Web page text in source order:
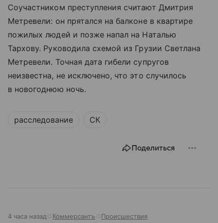
Соучастником преступления считают Дмитрия
Метревели: он прятался на балконе в квартире
пожилых людей и позже напал на Наталью
Тархову. Руководила схемой из Грузии Светлана
Метревели. Точная дата гибели супругов
неизвестна, не исключено, что это случилось
в новогоднюю ночь.
расследование СК
Поделиться
4 часа назад Коммерсантъ Происшествия